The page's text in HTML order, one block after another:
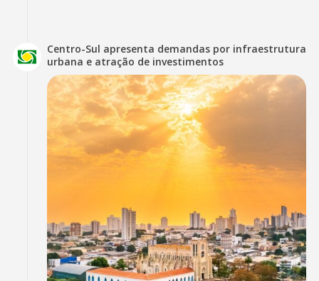
Centro-Sul apresenta demandas por infraestrutura
urbana e atração de investimentos